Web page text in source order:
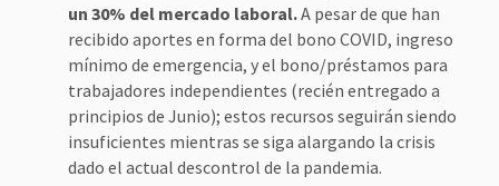
un 30% del mercado laboral.A pesar de que han
recibido aportes en forma del bono COVID, ingreso
mínimo de emergencia, y el bono/préstamos para
trabajadores independientes (recién entregado a
principios de Junio); estos recursos seguirán siendo
insuficientes mientras se siga alargando la crisis
dado el actual descontrol de la pandemia.